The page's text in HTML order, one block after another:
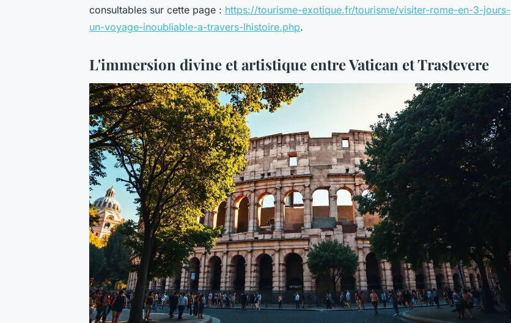
consultables sur cette page : https://tourisme-exotique.fr/tourisme/visiter-rome-en-3-jours-
un-voyage-inoubliable-a-travers-lhistoire.php.
L'immersion divine et artistique entre Vatican et Trastevere